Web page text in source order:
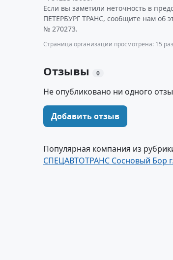
Если вы заметили неточность в
ПЕТЕРБУРГ ТРАНС, сообщите нам об
№ 270273.
Страница организации просмотрена: 15 раз
Отзывы 0
Не опубликовано ни одного
Добавить отзыв
Популярная компания из
СПЕЦАВТОТРАНС Сосновый Бор г.